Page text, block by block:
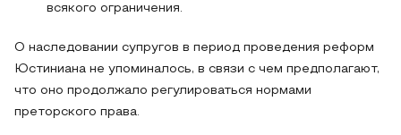
всякого ограничения.
О наследовании супругов в период проведения реформ
Юстиниана не упоминалось, в связи с чем предполагают,
что оно продолжало регулироваться нормами
преторского права.